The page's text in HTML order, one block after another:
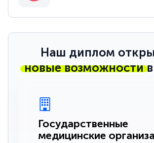
Наш диплом
новые возможностив
Государственные
медицинские